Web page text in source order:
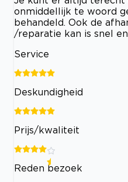
onmiddellijk te woord
behandeld. Ook de
/reparatie kan is snel
Service
Deskundigheid
Prijs/kwaliteit
Reden bezoek